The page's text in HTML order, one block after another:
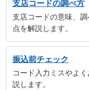
支店コードの調べ方
支店コードの意味、
点を解説します。
振込前チェック
コード入力ミスやよ
説します。